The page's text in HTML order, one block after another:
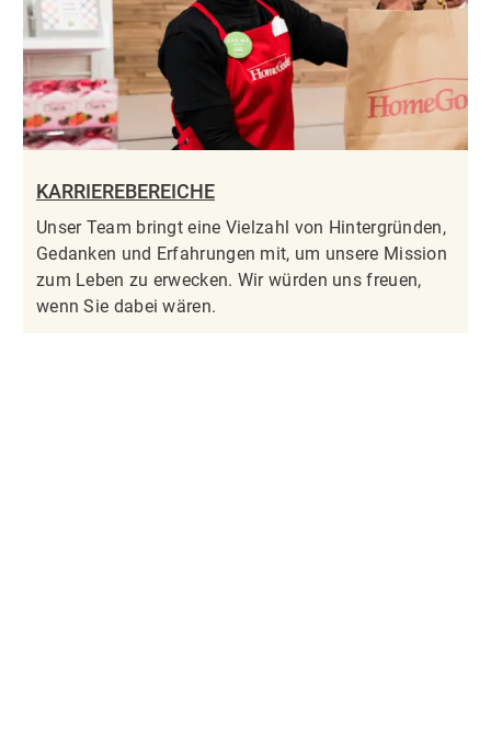
KARRIEREBEREICHE
Unser Team bringt eine Vielzahl von Hintergründen,
Gedanken und Erfahrungen mit, um unsere Mission
zum Leben zu erwecken. Wir würden uns freuen,
wenn Sie dabei wären.